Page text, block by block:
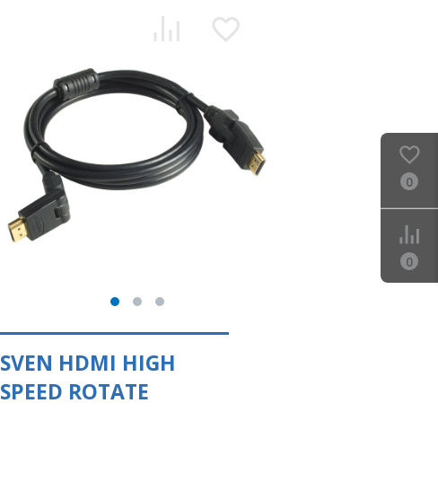
SVEN HDMI HIGH
SPEED ROTATE
0
0